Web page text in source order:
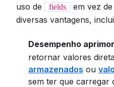
uso de
fields em vez de
diversas vantagens,
Desempenho
retornar valores
armazenados ou
sem ter que carregar